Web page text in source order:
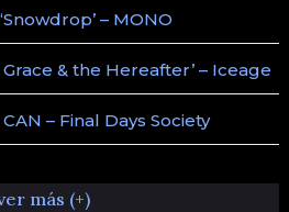
– MONO
Grace & the Hereafter’ – Iceage
CAN – Final Days Society
más (+)